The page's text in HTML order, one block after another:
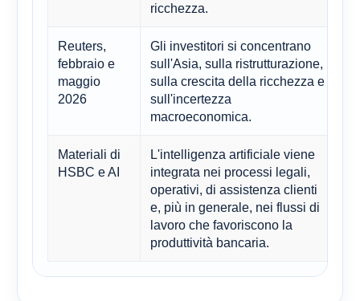
ricchezza.
Reuters,
febbraio e
maggio
2026
Gli investitori si concentrano
sull'Asia, sulla ristrutturazione,
sulla crescita della ricchezza e
sull'incertezza
macroeconomica.
Materiali di
HSBC e AI
L'intelligenza artificiale viene
integrata nei processi legali,
operativi, di assistenza clienti
e, più in generale, nei flussi di
lavoro che favoriscono la
produttività bancaria.